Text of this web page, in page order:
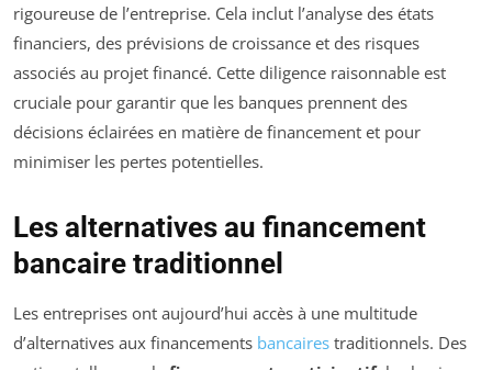
rigoureuse de l’entreprise. Cela inclut l’analyse des états
financiers, des prévisions de croissance et des risques
associés au projet financé. Cette diligence raisonnable est
cruciale pour garantir que les banques prennent des
décisions éclairées en matière de financement et pour
minimiser les pertes potentielles.
Les alternatives au financement
bancaire traditionnel
Les entreprises ont aujourd’hui accès à une multitude
d’alternatives aux financements bancaires traditionnels. Des